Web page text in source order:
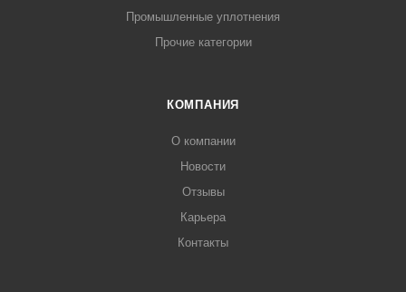
Промышленные уплотнения
Прочие категории
КОМПАНИЯ
О компании
Новости
Отзывы
Карьера
Контакты